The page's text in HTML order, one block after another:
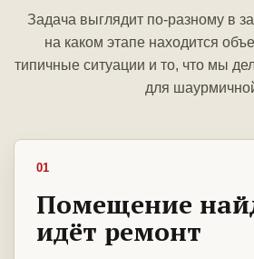
Задача выглядит по-разному в
на каком этапе находится
типичные ситуации и то, что мы
для
01
Помещение
идёт ремонт